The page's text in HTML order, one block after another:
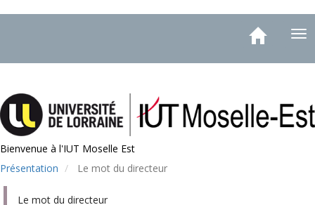
principal
Toggle
navigation
Bienvenue à l'IUT Moselle Est
Présentation
Le mot du directeur
Le mot du directeur